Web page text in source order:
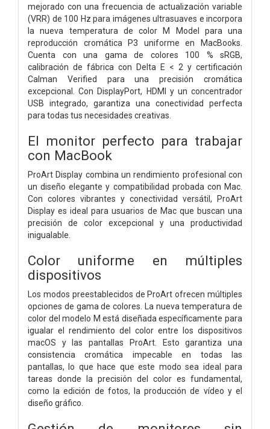
mejorado con una frecuencia de actualización variable
(VRR) de 100 Hz para imágenes ultrasuaves e incorpora
la nueva temperatura de color M Model para una
reproducción cromática P3 uniforme en MacBooks.
Cuenta con una gama de colores 100 % sRGB,
calibración de fábrica con Delta E < 2 y certificación
Calman Verified para una precisión cromática
excepcional. Con DisplayPort, HDMI y un concentrador
USB integrado, garantiza una conectividad perfecta
para todas tus necesidades creativas.
El monitor perfecto para trabajar
con MacBook
ProArt Display combina un rendimiento profesional con
un diseño elegante y compatibilidad probada con Mac.
Con colores vibrantes y conectividad versátil, ProArt
Display es ideal para usuarios de Mac que buscan una
precisión de color excepcional y una productividad
inigualable.
Color uniforme en múltiples
dispositivos
Los modos preestablecidos de ProArt ofrecen múltiples
opciones de gama de colores. La nueva temperatura de
color del modelo M está diseñada específicamente para
igualar el rendimiento del color entre los dispositivos
macOS y las pantallas ProArt. Esto garantiza una
consistencia cromática impecable en todas las
pantallas, lo que hace que este modo sea ideal para
tareas donde la precisión del color es fundamental,
como la edición de fotos, la producción de vídeo y el
diseño gráfico.